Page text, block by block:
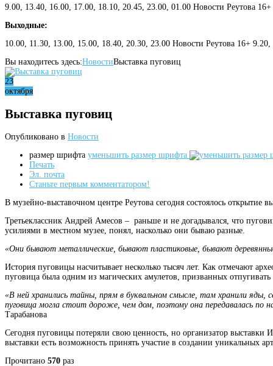
9.00, 13.40, 16.00, 17.00, 18.10, 20.45, 23.00, 01.00 Новости Реутова
Выходные:
10.00, 11.30, 13.00, 15.00, 18.40, 20.30, 23.00 Новости Реутова 16+
Вы находитесь здесь:НовостиВыставка пуговиц
23
октября
Выставка пуговиц
Опубликовано в Новости
размер шрифта уменьшить размер шрифта
Печать
Эл. почта
Станьте первым комментатором!
В музейно-выставочном центре Реутова сегодня состоялось открытие
Третьеклассник Андрей Амесов – раньше и не догадывался, что
усилиями в местном музее, понял, насколько они бываю разные.
«Они бывают металлические, бывают пластиковые, бывают
История пуговицы насчитывает несколько тысяч лет. Как отмечают
пуговица была одним из магических амулетов, призванных
«В ней хранились тайны, прям в буквальном смысле, там хранили
пуговица могла стоит дороже, чем дом, поэтому она передавалась по
Тарабанова
Сегодня пуговицы потеряли свою ценность, но организатор
выставки есть возможность принять участие в создании уникальных
Прочитано 570 раз